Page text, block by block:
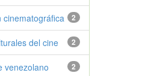
2
cinematográfica
2
del cine
2
venezolano